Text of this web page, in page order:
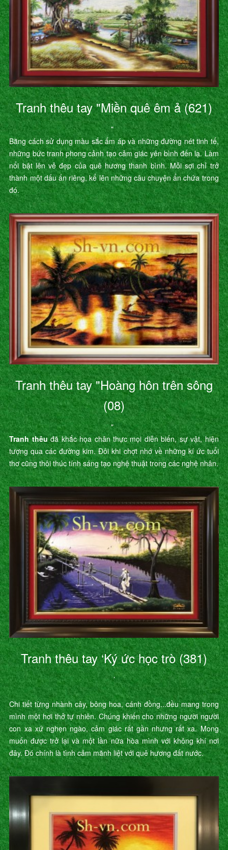
Tranh thêu tay "Miền quê êm ả (621)
"
Bằng cách sử dụng màu sắc ấm áp và những đường nét tinh tế,
những bức tranh phong cảnh tạo cảm giác yên bình đến lạ. Làm
nổi bật lên vẻ đẹp của quê hương thanh bình. Mỗi sợi chỉ trở
thành một dấu ấn riêng, kể lên những câu chuyện ẩn chứa trong
đó.
Tranh thêu tay "Hoàng hôn trên sông
(08)
"
Tranh thêuđã khắc họa chân thực mọi diễn biến, sự vật, hiện
tượng qua các đường kim. Đôi khi chợt nhớ về những kí ức tuổi
thơ cũng thôi thúc tính sáng tạo nghệ thuật trong các nghệ nhân.
Tranh thêu tay ‘Ký ức học trò (381)
’
Chi tiết từng nhành cây, bông hoa, cánh đồng...đều mang trong
mình một hơi thở tự nhiên. Chúng khiến cho những người người
con xa xứ nghẹn ngào, cảm giác rất gần nhưng rất xa. Mong
muốn được trở lại và một lần nữa hòa mình với không khí nơi
đây. Đó chính là tình cảm mãnh liệt với quê hương đất nước.